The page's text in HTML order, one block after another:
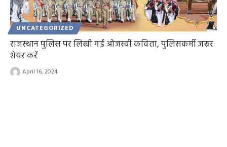
UNCATEGORIZED
राजस्थान पुलिस पर लिखी गई ओजस्वी कविता, पुलिसकर्मी जरूर
शेयर करें
April 16, 2024